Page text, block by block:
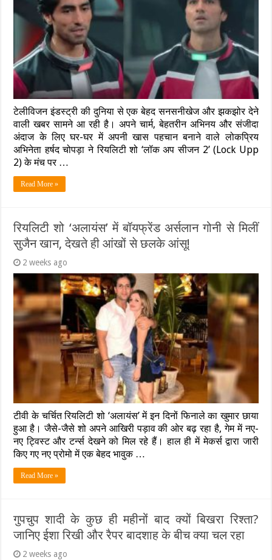
टेलीविजन इंडस्ट्री की दुनिया से एक बेहद सनसनीखेज और झकझोर देने
वाली खबर सामने आ रही है। अपने चार्म, बेहतरीन अभिनय और संजीदा
अंदाज के लिए घर-घर में अपनी खास पहचान बनाने वाले लोकप्रिय
अभिनेता हर्षद चोपड़ा ने रियलिटी शो ‘लॉक अप सीजन 2’ (Lock Upp
2) के मंच पर …
Read More »
रियलिटी शो ‘अलायंस’ में बॉयफ्रेंड अर्सलान गोनी से मिलीं
सुजैन खान, देखते ही आंखों से छलके आंसू!
2 weeks ago
टीवी के चर्चित रियलिटी शो ‘अलायंस’ में इन दिनों फिनाले का खुमार छाया
हुआ है। जैसे-जैसे शो अपने आखिरी पड़ाव की ओर बढ़ रहा है, गेम में नए-
नए ट्विस्ट और टर्न्स देखने को मिल रहे हैं। हाल ही में मेकर्स द्वारा जारी
किए गए नए प्रोमो में एक बेहद भावुक …
Read More »
गुपचुप शादी के कुछ ही महीनों बाद क्यों बिखरा रिश्ता?
जानिए ईशा रिखी और रैपर बादशाह के बीच क्या चल रहा
2 weeks ago